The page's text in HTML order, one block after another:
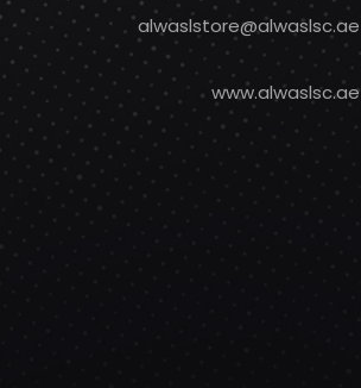
alwaslstore@alwaslsc.ae
www.alwaslsc.ae